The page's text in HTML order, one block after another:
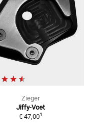
Zieger
Jiffy-Voet
€ 47,001